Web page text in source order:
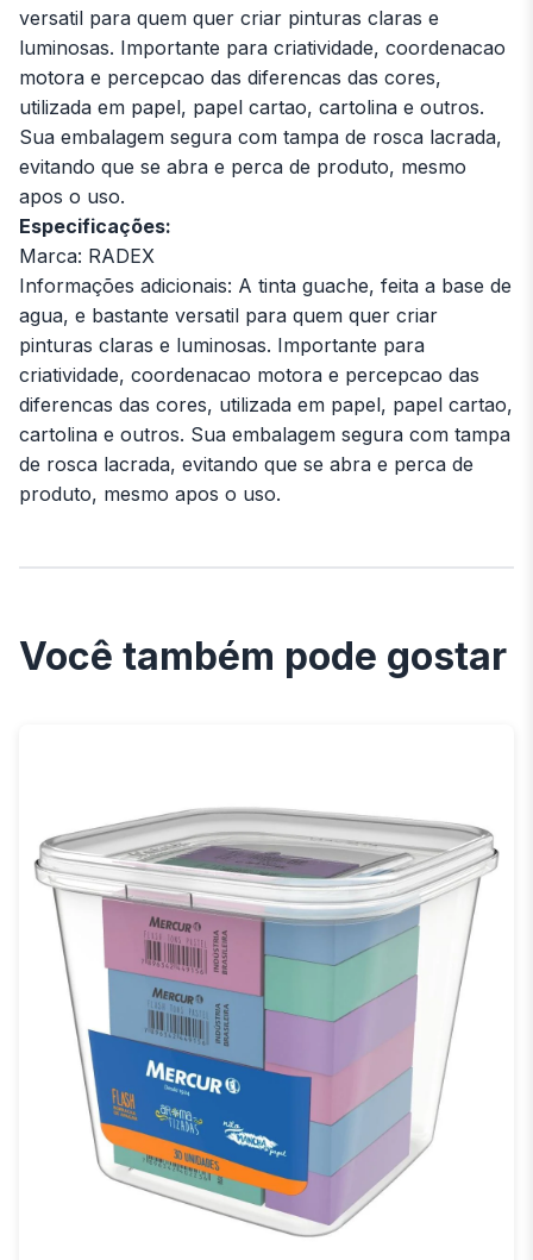
versatil para quem quer criar pinturas claras e
luminosas. Importante para criatividade, coordenacao
motora e percepcao das diferencas das cores,
utilizada em papel, papel cartao, cartolina e outros.
Sua embalagem segura com tampa de rosca lacrada,
evitando que se abra e perca de produto, mesmo
apos o uso.
Especificações:
Marca: RADEX
Informações adicionais: A tinta guache, feita a base de
agua, e bastante versatil para quem quer criar
pinturas claras e luminosas. Importante para
criatividade, coordenacao motora e percepcao das
diferencas das cores, utilizada em papel, papel cartao,
cartolina e outros. Sua embalagem segura com tampa
de rosca lacrada, evitando que se abra e perca de
produto, mesmo apos o uso.
Você também pode gostar